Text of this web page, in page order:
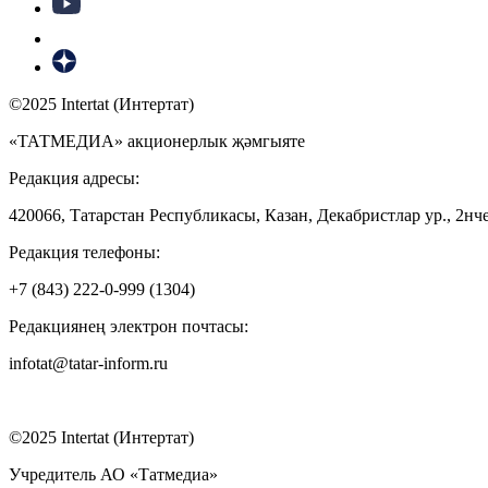
©2025 Intertat (Интертат)
«ТАТМЕДИА» акционерлык җәмгыяте
Редакция адресы:
420066, Татарстан Республикасы, Казан, Декабристлар ур.,
Редакция телефоны:
+7 (843) 222-0-999 (1304)
Редакциянең электрон почтасы:
infotat@tatar-inform.ru
©2025 Intertat (Интертат)
Учредитель АО «Татмедиа»